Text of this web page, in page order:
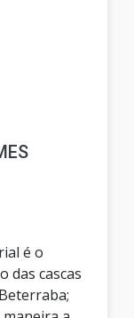
é o
das cascas